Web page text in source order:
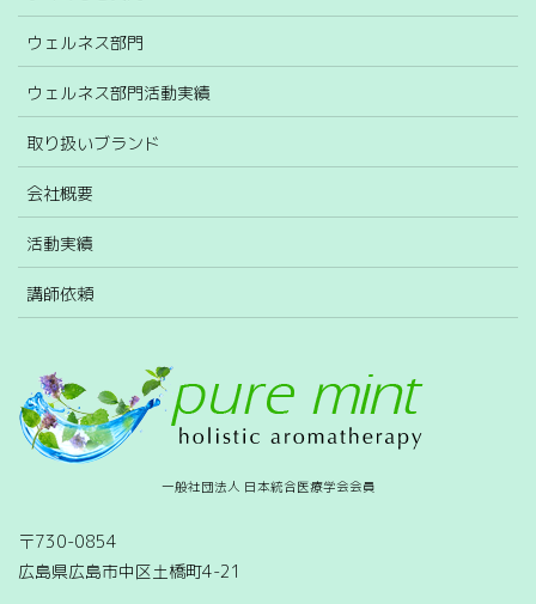
ウェルネス部門
ウェルネス部門活動実績
取り扱いブランド
会社概要
活動実績
講師依頼
一般社団法人 日本統合医療学会会員
〒730-0854
広島県広島市中区土橋町4-21